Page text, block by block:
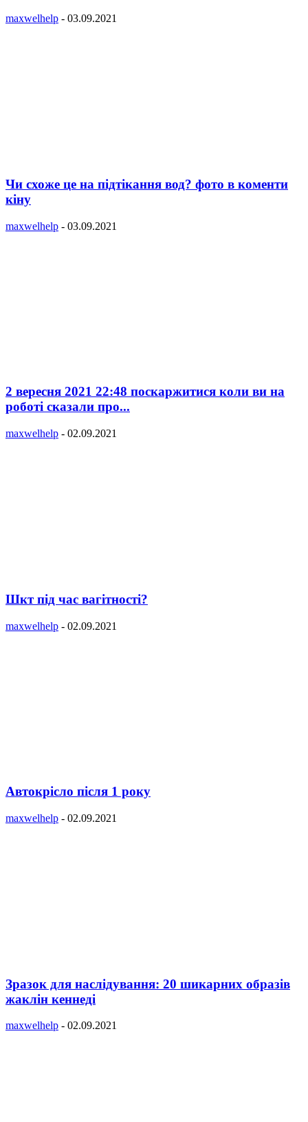
maxwelhelp - 03.09.2021
Чи схоже це на підтікання вод? фото в коменти
кіну
maxwelhelp - 03.09.2021
2 вересня 2021 22:48 поскаржитися коли ви на
роботі сказали про...
maxwelhelp - 02.09.2021
Шкт під час вагітності?
maxwelhelp - 02.09.2021
Автокрісло після 1 року
maxwelhelp - 02.09.2021
Зразок для наслідування: 20 шикарних образів
жаклін кеннеді
maxwelhelp - 02.09.2021